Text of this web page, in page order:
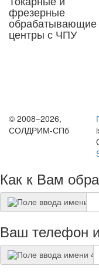
фрезерные
обрабатывающие
центры с ЧПУ
© 2008–2026,
СОЛДРИМ-СПб
Как к Вам
Ваш телефон